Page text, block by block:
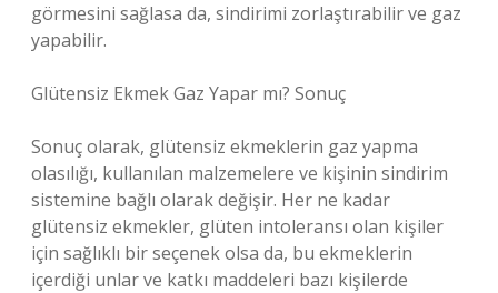
görmesini sağlasa da, sindirimi zorlaştırabilir ve gaz
yapabilir.
Glütensiz Ekmek Gaz Yapar mı? Sonuç
Sonuç olarak, glütensiz ekmeklerin gaz yapma
olasılığı, kullanılan malzemelere ve kişinin sindirim
sistemine bağlı olarak değişir. Her ne kadar
glütensiz ekmekler, glüten intoleransı olan kişiler
için sağlıklı bir seçenek olsa da, bu ekmeklerin
içerdiği unlar ve katkı maddeleri bazı kişilerde